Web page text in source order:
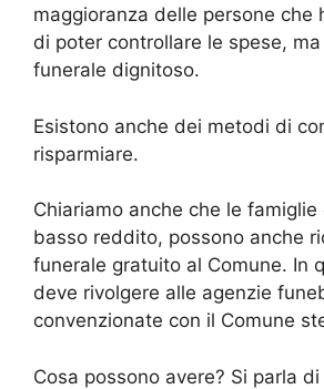
maggioranza delle persone che
di poter controllare le spese,
funerale dignitoso.
Esistono anche dei metodi di
risparmiare.
Chiariamo anche che le famiglie
basso reddito, possono anche
funerale gratuito al Comune. In
deve rivolgere alle agenzie
convenzionate con il Comune
Cosa possono avere? Si parla